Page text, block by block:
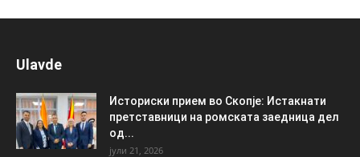
Ulavde
Историски прием во Скопје: Истакнати
претставници на ромската заедница дел
од...
јули 21, 2026